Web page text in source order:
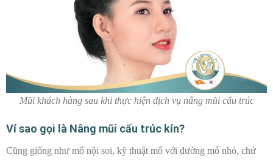
Mũi khách hàng sau khi thực hiện dịch vụ nâng mũi cấu trúc
Ví sao gọi là Nâng mũi cấu trúc kín?
Cũng giống như mổ nội soi, kỹ thuật mổ với đường mổ nhỏ, chứ